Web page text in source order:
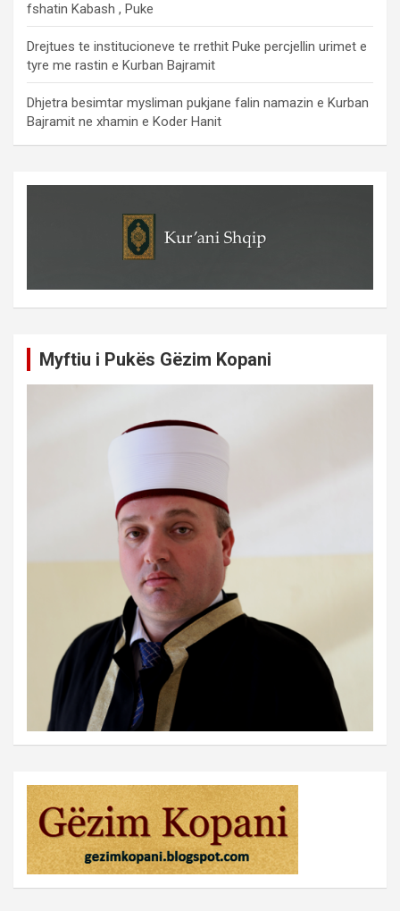
fshatin Kabash , Puke
Drejtues te institucioneve te rrethit Puke percjellin urimet e
tyre me rastin e Kurban Bajramit
Dhjetra besimtar mysliman pukjane falin namazin e Kurban
Bajramit ne xhamin e Koder Hanit
Myftiu i Pukës Gëzim Kopani